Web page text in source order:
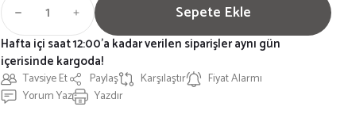
Sepete Ekle
Tavsiye Et Paylaş Karşılaştır
Fiyat Alarmı
Yorum Yaz
Yazdır
Hafta içi saat 12:00'a kadar verilen siparişler aynı gün
içerisinde kargoda!